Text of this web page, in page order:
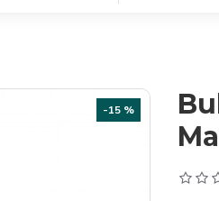
-15 %